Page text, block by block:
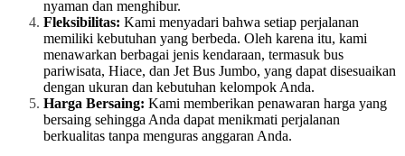
nyaman dan menghibur.
Fleksibilitas: Kami menyadari bahwa setiap perjalanan
memiliki kebutuhan yang berbeda. Oleh karena itu, kami
menawarkan berbagai jenis kendaraan, termasuk bus
pariwisata, Hiace, dan Jet Bus Jumbo, yang dapat disesuaikan
dengan ukuran dan kebutuhan kelompok Anda.
Harga Bersaing: Kami memberikan penawaran harga yang
bersaing sehingga Anda dapat menikmati perjalanan
berkualitas tanpa menguras anggaran Anda.